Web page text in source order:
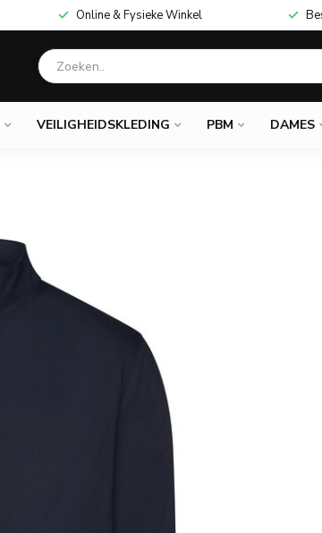
Online & Fysieke Winkel
VEILIGHEIDSKLEDING PBM DAMES